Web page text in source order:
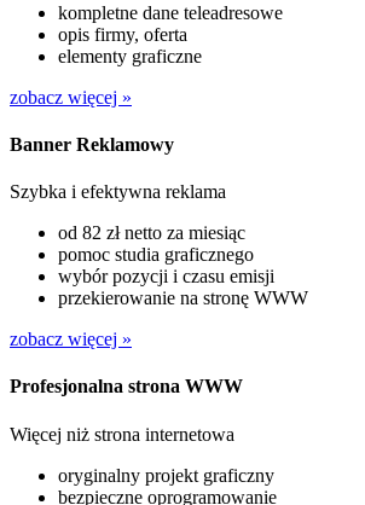
kompletne dane teleadresowe
opis firmy, oferta
elementy graficzne
zobacz więcej »
Banner Reklamowy
Szybka i efektywna reklama
od 82 zł netto za miesiąc
pomoc studia graficznego
wybór pozycji i czasu emisji
przekierowanie na stronę WWW
zobacz więcej »
Profesjonalna strona WWW
Więcej niż strona internetowa
oryginalny projekt graficzny
bezpieczne oprogramowanie